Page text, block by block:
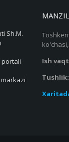
Sh.M.
portali
MANZIL
Ish
Tushlik: